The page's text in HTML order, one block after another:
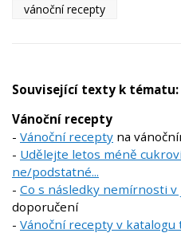
vánoční recepty
Související texty k tématu:
Vánoční recepty
- Vánoční recepty na
- Udělejte letos méně
ne/podstatné...
- Co s následky nemírnosti v
doporučení
- Vánoční recepty v